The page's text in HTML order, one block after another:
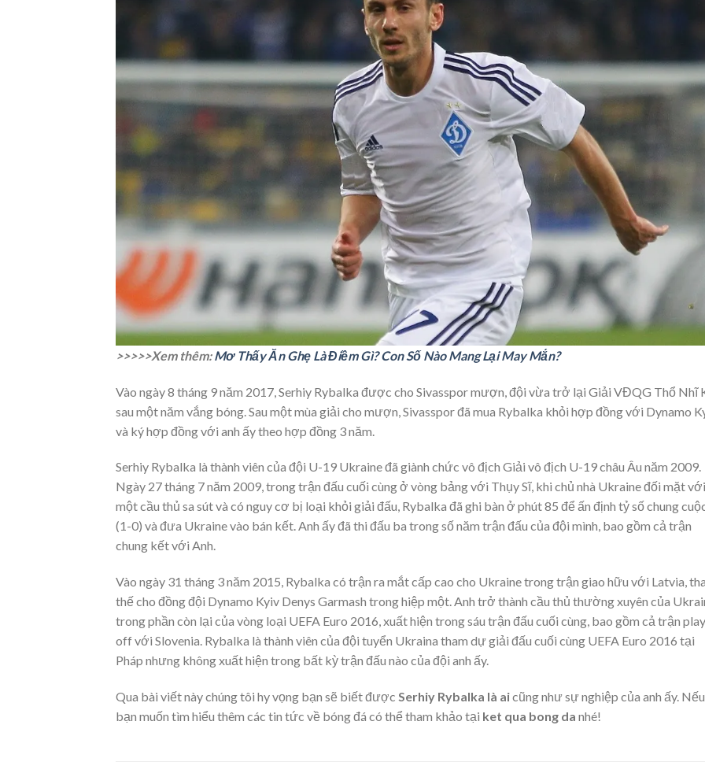
>>>>>Xem thêm:Mơ Thấy Ăn Ghẹ Là Điềm Gì? Con Số Nào Mang Lại May Mắn?
Vào ngày 8 tháng 9 năm 2017, Serhiy Rybalka được cho Sivasspor mượn, đội vừa trở lại Giải VĐQG Thổ Nhĩ
sau một năm vắng bóng. Sau một mùa giải cho mượn, Sivasspor đã mua Rybalka khỏi hợp đồng với Dynamo
và ký hợp đồng với anh ấy theo hợp đồng 3 năm.
Serhiy Rybalka là thành viên của đội U-19 Ukraine đã giành chức vô địch Giải vô địch U-19 châu Âu năm 2009.
Ngày 27 tháng 7 năm 2009, trong trận đấu cuối cùng ở vòng bảng với Thụy Sĩ, khi chủ nhà Ukraine đối mặt với
một cầu thủ sa sút và có nguy cơ bị loại khỏi giải đấu, Rybalka đã ghi bàn ở phút 85 để ấn định tỷ số chung
(1-0) và đưa Ukraine vào bán kết. Anh ấy đã thi đấu ba trong số năm trận đấu của đội mình, bao gồm cả trận
chung kết với Anh.
Vào ngày 31 tháng 3 năm 2015, Rybalka có trận ra mắt cấp cao cho Ukraine trong trận giao hữu với Latvia,
thế cho đồng đội Dynamo Kyiv Denys Garmash trong hiệp một. Anh trở thành cầu thủ thường xuyên của
trong phần còn lại của vòng loại UEFA Euro 2016, xuất hiện trong sáu trận đấu cuối cùng, bao gồm cả trận
off với Slovenia. Rybalka là thành viên của đội tuyển Ukraina tham dự giải đấu cuối cùng UEFA Euro 2016 tại
Pháp nhưng không xuất hiện trong bất kỳ trận đấu nào của đội anh ấy.
Qua bài viết này chúng tôi hy vọng bạn sẽ biết được Serhiy Rybalka là aicũng như sự nghiệp của anh ấy. Nếu
bạn muốn tìm hiểu thêm các tin tức về bóng đá có thể tham khảo tại ket qua bong da nhé!